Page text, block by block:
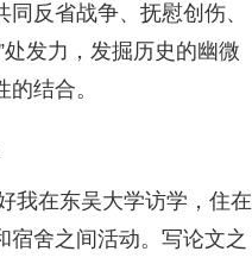
反省战争、抚慰创伤、
发力，发掘历史的幽微
结合。
我在东吴大学访学，住在
宿舍之间活动。写论文之